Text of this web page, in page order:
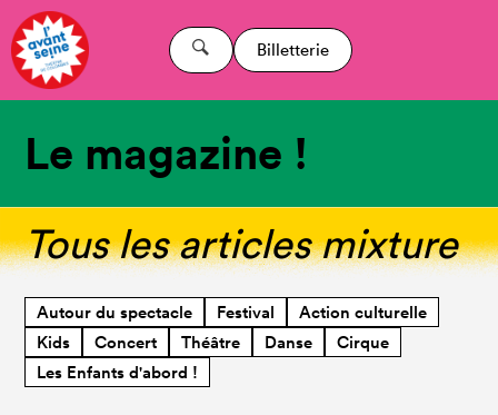
Billetterie
Le magazine !
Tous les articles mixture
Autour du spectacle Festival
Action culturelle
Kids
Concert Théâtre Danse
Cirque
Les Enfants d'abord !